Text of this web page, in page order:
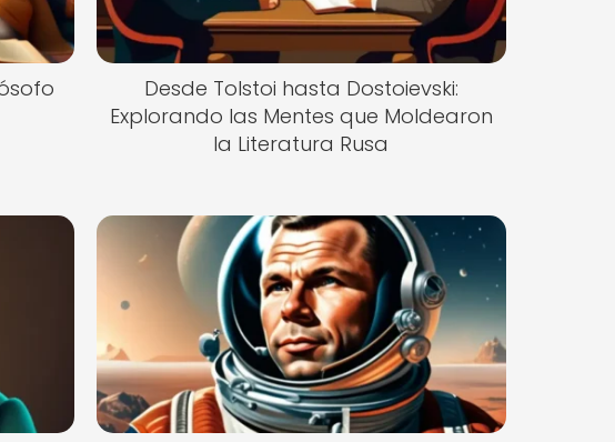
Desde Tolstoi hasta Dostoievski:
Explorando las Mentes que Moldearon
la Literatura Rusa